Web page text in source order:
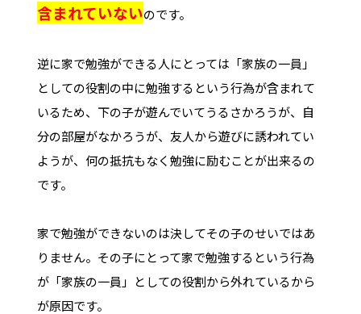
含まれていないのです。
逆に家で勉強ができる人にとっては「家族の一員」
としての役割の中に勉強するという行為が含まれて
いるため、下の子が遊んでいてうるさかろうが、自
分の部屋がなかろうが、友人から遊びに誘われてい
ようが、何の抵抗もなく勉強に励むことが出来るの
です。
家で勉強ができないのは決してその子のせいではあ
りません。その子にとって家で勉強するという行為
が「家族の一員」としての役割から外れているから
が原因です。